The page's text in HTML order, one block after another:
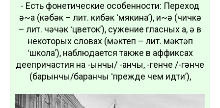
- Есть фонетические особенности: Переход
ә~а (кәбәк – лит. кибәк ʻмякинаʼ), и~ә (чичкә
– лит. чәчәк ʻцветокʼ), сужение гласных а, ә в
некоторых словах (мәктеп – лит. мәктәп
ʻшколаʼ), наблюдается также в аффиксах
деепричастия на -ғынчы/ -ғанчы, -генче /-гәнче
(барғынчы/барғанчы ʻпрежде чем идтиʼ),